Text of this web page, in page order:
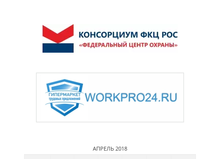
АПРЕЛЬ 2018